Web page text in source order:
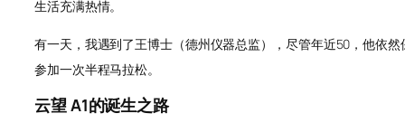
生活充满热情。
有一天，我遇到了王博士（德州仪器总监），尽管年近50，他依
参加一次半程马拉松。
云望 A1的诞生之路